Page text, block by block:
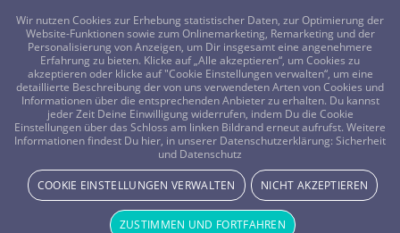
FRAGEN? KOSTENLOS ANRUFEN: 0800-8478266
Vistano Magazin Thema:
Spirituelle Hilfsmittel
Wir nutzen Cookies zur Erhebung statistischer Daten, zur Optimierung der
Website-Funktionen sowie zum Onlinemarketing, Remarketing und der
Personalisierung von Anzeigen, um Dir insgesamt eine angenehmere
Erfahrung zu bieten. Klicke auf „Alle akzeptieren“, um Cookies zu
akzeptieren oder klicke auf "Cookie Einstellungen verwalten“, um eine
detaillierte Beschreibung der von uns verwendeten Arten von Cookies und
Informationen über die entsprechenden Anbieter zu erhalten. Du kannst
jeder Zeit Deine Einwilligung widerrufen, indem Du die Cookie
Einstellungen über das Schloss am linken Bildrand erneut aufrufst. Weitere
Informationen findest Du hier, in unserer Datenschutzerklärung: Sicherheit
und Datenschutz
COOKIE EINSTELLUNGEN VERWALTEN NICHT AKZEPTIEREN
ZUSTIMMEN UND FORTFAHREN